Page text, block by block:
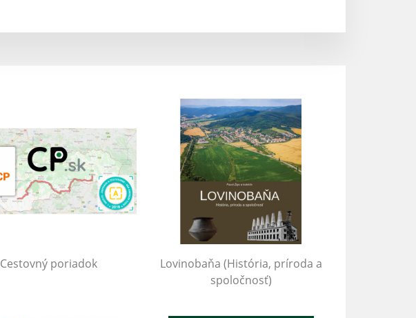
Cestovný poriadok
Lovinobaňa (História, príroda a
spoločnosť)